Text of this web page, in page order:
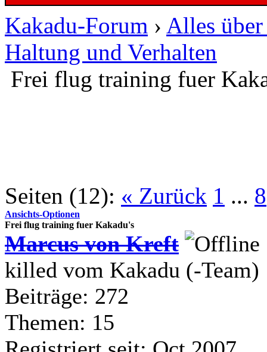
Kakadu-Forum › Alles
Haltung und Verhalten
Frei flug training fuer
Seiten (12): « Zurück 1 ... 8
Ansichts-Optionen
Frei flug training fuer Kakadu's
Marcus von Kreft
killed vom Kakadu (-Team)
Beiträge: 272
Themen: 15